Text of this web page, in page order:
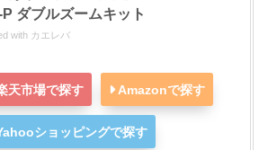
ダブルズームキット
with カエレバ
天市場で探す Amazonで探す
ショッピングで探す